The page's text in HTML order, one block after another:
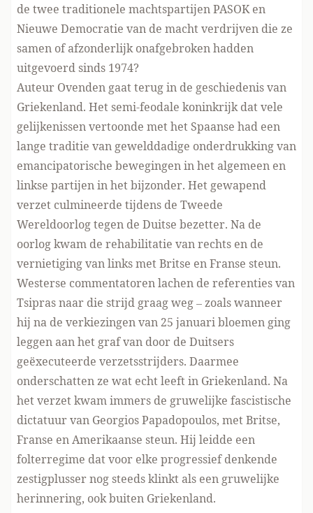
de twee traditionele machtspartijen PASOK en
Nieuwe Democratie van de macht verdrijven die ze
samen of afzonderlijk onafgebroken hadden
uitgevoerd sinds 1974?
Auteur Ovenden gaat terug in de geschiedenis van
Griekenland. Het semi-feodale koninkrijk dat vele
gelijkenissen vertoonde met het Spaanse had een
lange traditie van gewelddadige onderdrukking van
emancipatorische bewegingen in het algemeen en
linkse partijen in het bijzonder. Het gewapend
verzet culmineerde tijdens de Tweede
Wereldoorlog tegen de Duitse bezetter. Na de
oorlog kwam de rehabilitatie van rechts en de
vernietiging van links met Britse en Franse steun.
Westerse commentatoren lachen de referenties van
Tsipras naar die strijd graag weg – zoals wanneer
hij na de verkiezingen van 25 januari bloemen ging
leggen aan het graf van door de Duitsers
geëxecuteerde verzetsstrijders. Daarmee
onderschatten ze wat echt leeft in Griekenland. Na
het verzet kwam immers de gruwelijke fascistische
dictatuur van Georgios Papadopoulos, met Britse,
Franse en Amerikaanse steun. Hij leidde een
folterregime dat voor elke progressief denkende
zestigplusser nog steeds klinkt als een gruwelijke
herinnering, ook buiten Griekenland.